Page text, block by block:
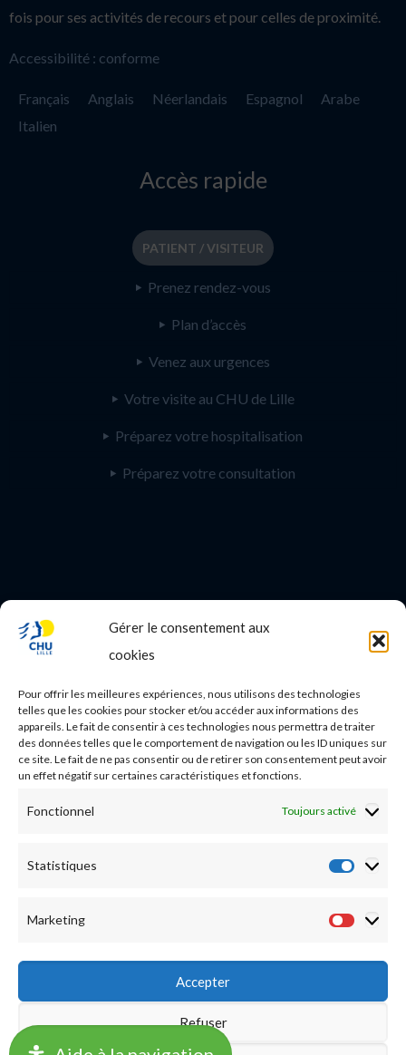
Gérer le consentement aux
cookies
Pour offrir les meilleures expériences, nous utilisons des technologies
telles que les cookies pour stocker et/ou accéder aux informations des
appareils. Le fait de consentir à ces technologies nous permettra de traiter
des données telles que le comportement de navigation ou les ID uniques sur
ce site. Le fait de ne pas consentir ou de retirer son consentement peut avoir
un effet négatif sur certaines caractéristiques et fonctions.
Fonctionnel Toujours activé
Statistiques
Marketing
Accepter
Refuser
fois pour ses activités de recours et pour celles de proximité.
Accessibilité : conforme
Français Anglais Néerlandais Espagnol
Arabe
Italien
Accès rapide
PATIENT / VISITEUR
Prenez rendez-vous
Plan d’accès
Venez aux urgences
Votre visite au CHU de Lille
Préparez votre hospitalisation
Préparez votre consultation
PROFESSIONNEL DE SANTE
Nos essais cliniques
Ecoles paramédicales
Mentions légales